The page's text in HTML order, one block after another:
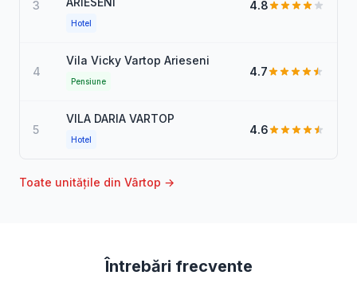
3
Hotel
4.8
4
Vila Vicky Vartop Arieseni
Pensiune
4.7
5
VILA DARIA VARTOP
Hotel
4.6
Toate unitățile din Vârtop →
Întrebări frecvente